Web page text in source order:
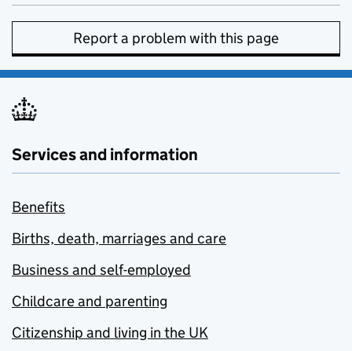
Report a problem with this page
Services and information
Benefits
Births, death, marriages and care
Business and self-employed
Childcare and parenting
Citizenship and living in the UK